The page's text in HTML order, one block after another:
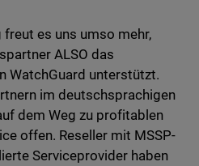
es uns umso mehr,
ALSO das
WatchGuard unterstützt.
im deutschsprachigen
dem Weg zu profitablen
offen. Reseller mit MSSP-
Serviceprovider haben